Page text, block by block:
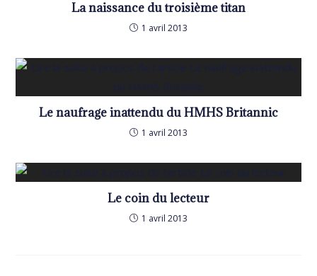
La naissance du troisième titan
1 avril 2013
Le naufrage inattendu du HMHS Britannic
1 avril 2013
Le coin du lecteur
1 avril 2013